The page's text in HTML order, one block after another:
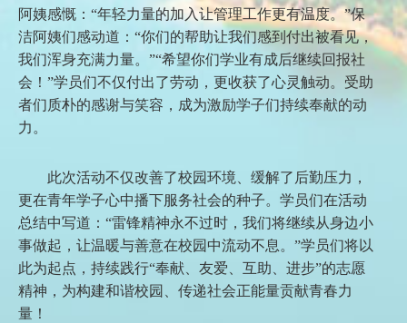
阿姨感慨：“年轻力量的加入让管理工作更有温度。”保
洁阿姨们感动道：“你们的帮助让我们感到付出被看见，
我们浑身充满力量。”“希望你们学业有成后继续回报社
会！”学员们不仅付出了劳动，更收获了心灵触动。受助
者们质朴的感谢与笑容，成为激励学子们持续奉献的动
力。
此次活动不仅改善了校园环境、缓解了后勤压力，
更在青年学子心中播下服务社会的种子。学员们在活动
总结中写道：“雷锋精神永不过时，我们将继续从身边小
事做起，让温暖与善意在校园中流动不息。”学员们将以
此为起点，持续践行“奉献、友爱、互助、进步”的志愿
精神，为构建和谐校园、传递社会正能量贡献青春力
量！